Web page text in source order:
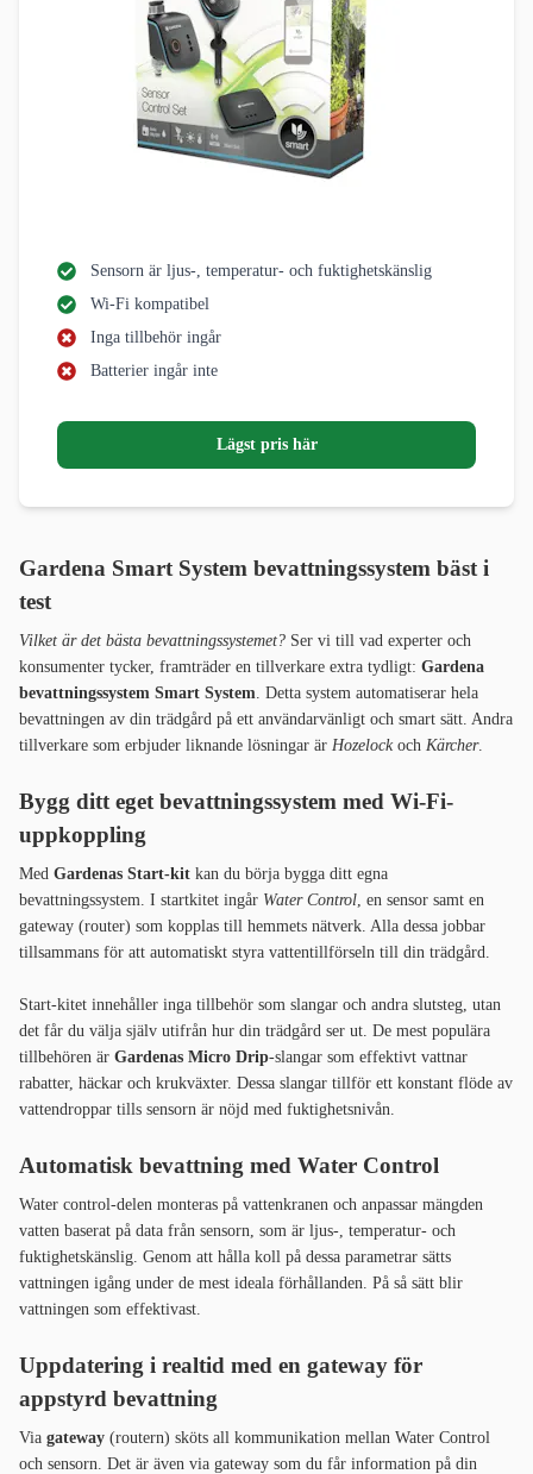
Sensorn är ljus-, temperatur- och fuktighetskänslig
Wi-Fi kompatibel
Inga tillbehör ingår
Batterier ingår inte
Lägst pris här
Gardena Smart System bevattningssystem bäst i
test
Vilket är det bästa bevattningssystemet? Ser vi till vad experter och
konsumenter tycker, framträder en tillverkare extra tydligt: Gardena
bevattningssystem Smart System . Detta system automatiserar hela
bevattningen av din trädgård på ett användarvänligt och smart sätt. Andra
tillverkare som erbjuder liknande lösningar är Hozelock och Kärcher.
Bygg ditt eget bevattningssystem med Wi-Fi-
uppkoppling
Med Gardenas Start-kit kan du börja bygga ditt egna
bevattningssystem. I startkitet ingår Water Control , en sensor samt en
gateway (router) som kopplas till hemmets nätverk. Alla dessa jobbar
tillsammans för att automatiskt styra vattentillförseln till din trädgård.
Start-kitet innehåller inga tillbehör som slangar och andra slutsteg, utan
det får du välja själv utifrån hur din trädgård ser ut. De mest populära
tillbehören är Gardenas Micro Drip-slangar som effektivt vattnar
rabatter, häckar och krukväxter. Dessa slangar tillför ett konstant flöde av
vattendroppar tills sensorn är nöjd med fuktighetsnivån.
Automatisk bevattning med Water Control
Water control-delen monteras på vattenkranen och anpassar mängden
vatten baserat på data från sensorn, som är ljus-, temperatur- och
fuktighetskänslig. Genom att hålla koll på dessa parametrar sätts
vattningen igång under de mest ideala förhållanden. På så sätt blir
vattningen som effektivast.
Uppdatering i realtid med en gateway för
appstyrd bevattning
Via gateway (routern) sköts all kommunikation mellan Water Control
och sensorn. Det är även via gateway som du får information på din